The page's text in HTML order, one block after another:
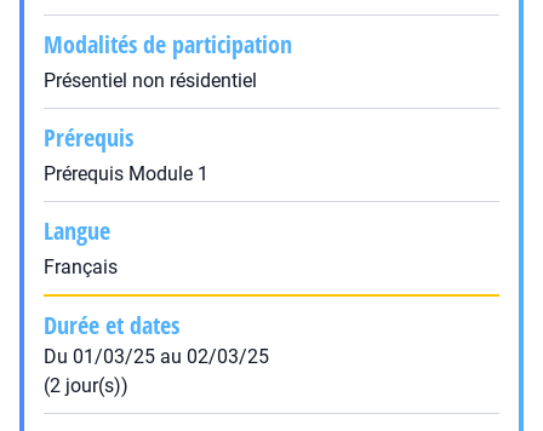
Modalités de participation
Présentiel non résidentiel
Prérequis
Prérequis Module 1
Langue
Français
Durée et dates
Du 01/03/25 au 02/03/25
(2 jour(s))